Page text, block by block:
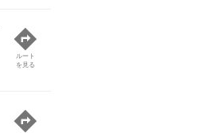
ルート
を見る